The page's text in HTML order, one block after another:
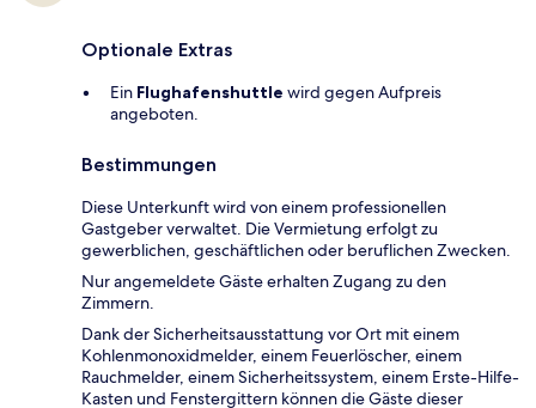
Optionale Extras
Ein Flughafenshuttle wird gegen Aufpreis
angeboten.
Bestimmungen
Diese Unterkunft wird von einem professionellen
Gastgeber verwaltet. Die Vermietung erfolgt zu
gewerblichen, geschäftlichen oder beruflichen Zwecken.
Nur angemeldete Gäste erhalten Zugang zu den
Zimmern.
Dank der Sicherheitsausstattung vor Ort mit einem
Kohlenmonoxidmelder, einem Feuerlöscher, einem
Rauchmelder, einem Sicherheitssystem, einem Erste-Hilfe-
Kasten und Fenstergittern können die Gäste dieser